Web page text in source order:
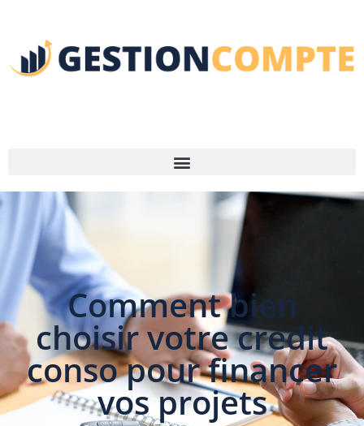
Comment bien
choisir votre credit
conso pour financer
vos projets